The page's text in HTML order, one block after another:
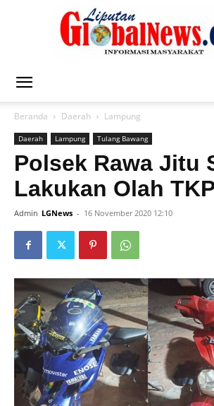
Global
News
Beranda Daerah Lampung
Daerah Lampung Tulang Bawang
Polsek Rawa Jitu
Lakukan Olah
Admin LGNews - 16 November 2020 12:10